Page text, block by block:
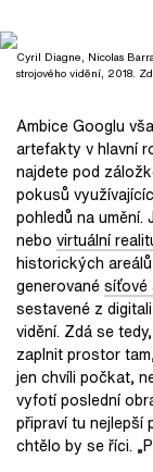
Cyril Diagne, Nicolas
strojového vidění, 2018.
Ambice Googlu
artefakty v hlavní
najdete pod
pokusů
pohledů na
nebo virtuální
historických
generovanésíťové
sestavené z
vidění. Zdá se
zaplnit prostor
jen chvíli počkat,
vyfotí poslední
připraví tu nejlepší
chtělo by se říci.